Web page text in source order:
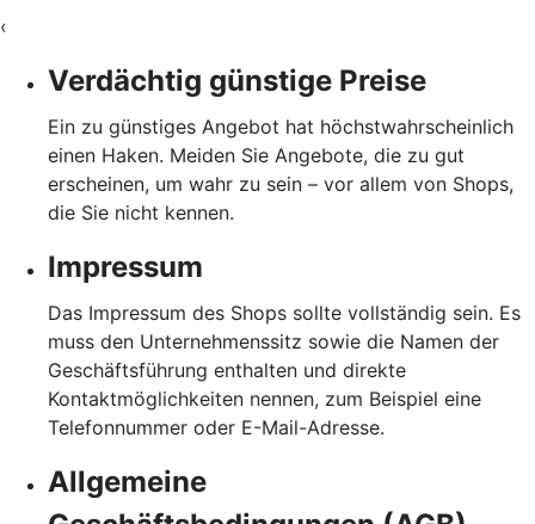
‹
Verdächtig günstige Preise
Ein zu günstiges Angebot hat höchstwahrscheinlich
einen Haken. Meiden Sie Angebote, die zu gut
erscheinen, um wahr zu sein – vor allem von Shops,
die Sie nicht kennen.
Impressum
Das Impressum des Shops sollte vollständig sein. Es
muss den Unternehmenssitz sowie die Namen der
Geschäftsführung enthalten und direkte
Kontaktmöglichkeiten nennen, zum Beispiel eine
Telefonnummer oder E-Mail-Adresse.
Allgemeine